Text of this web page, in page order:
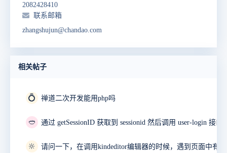
2082428410
联系邮箱
zhangshujun@chandao.com
相关帖子
💍 禅道二次开发能用php吗
🥙
🔆